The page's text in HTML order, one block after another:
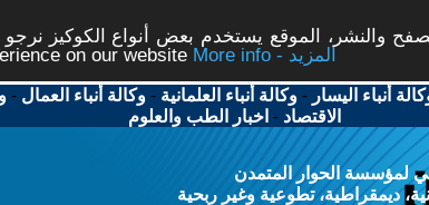
والنشر، الموقع يستخدم بعض أنواع الكوكيز
on our website
More info - المزيد
أنباء اليسار -وكالة أنباء العلمانية -وكالة أنباء العمال -
الاقتصاد - اخبار الطب والعلوم
لمؤسسة الحوار المتمدن
ديمقراطية، تطوعية وغير ربحية